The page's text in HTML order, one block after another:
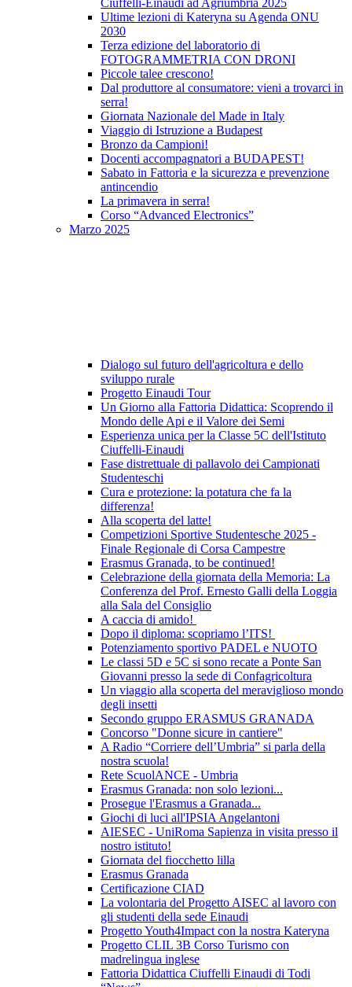
Ciuffelli-Einaudi ad Agriumbria 2025
Ultime lezioni di Kateryna su Agenda ONU
2030
Terza edizione del laboratorio di
FOTOGRAMMETRIA CON DRONI
Piccole talee crescono!
Dal produttore al consumatore: vieni a trovarci in
serra!
Giornata Nazionale del Made in Italy
Viaggio di Istruzione a Budapest
Bronzo da Campioni!
Docenti accompagnatori a BUDAPEST!
Sabato in Fattoria e la sicurezza e prevenzione
antincendio
La primavera in serra!
Corso “Advanced Electronics”
Marzo 2025
Dialogo sul futuro dell'agricoltura e dello
sviluppo rurale
Progetto Einaudi Tour
Un Giorno alla Fattoria Didattica: Scoprendo il
Mondo delle Api e il Valore dei Semi
Esperienza unica per la Classe 5C dell'Istituto
Ciuffelli-Einaudi
Fase distrettuale di pallavolo dei Campionati
Studenteschi
Cura e protezione: la potatura che fa la
differenza!
Alla scoperta del latte!
Competizioni Sportive Studentesche 2025 -
Finale Regionale di Corsa Campestre
Erasmus Granada, to be continued!
Celebrazione della giornata della Memoria: La
Conferenza del Prof. Ernesto Galli della Loggia
alla Sala del Consiglio
A caccia di amido!
Dopo il diploma: scopriamo l’ITS!
Potenziamento sportivo PADEL e NUOTO
Le classi 5D e 5C si sono recate a Ponte San
Giovanni presso la sede di Confagricoltura
Un viaggio alla scoperta del meraviglioso mondo
degli insetti
Secondo gruppo ERASMUS GRANADA
Concorso "Donne sicure in cantiere"
A Radio “Corriere dell’Umbria” si parla della
nostra scuola!
Rete ScuolANCE - Umbria
Erasmus Granada: non solo lezioni...
Prosegue l'Erasmus a Granada...
Giochi di luci all'IPSIA Angelantoni
AIESEC - UniRoma Sapienza in visita presso il
nostro istituto!
Giornata del fiocchetto lilla
Erasmus Granada
Certificazione CIAD
La volontaria del Progetto AISEC al lavoro con
gli studenti della sede Einaudi
Progetto Youth4Impact con la nostra Kateryna
Progetto CLIL 3B Corso Turismo con
madrelingua inglese
Fattoria Didattica Ciuffelli Einaudi di Todi